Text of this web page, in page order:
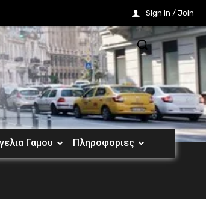
Sign in / Join
Γαμου Πληροφοριες